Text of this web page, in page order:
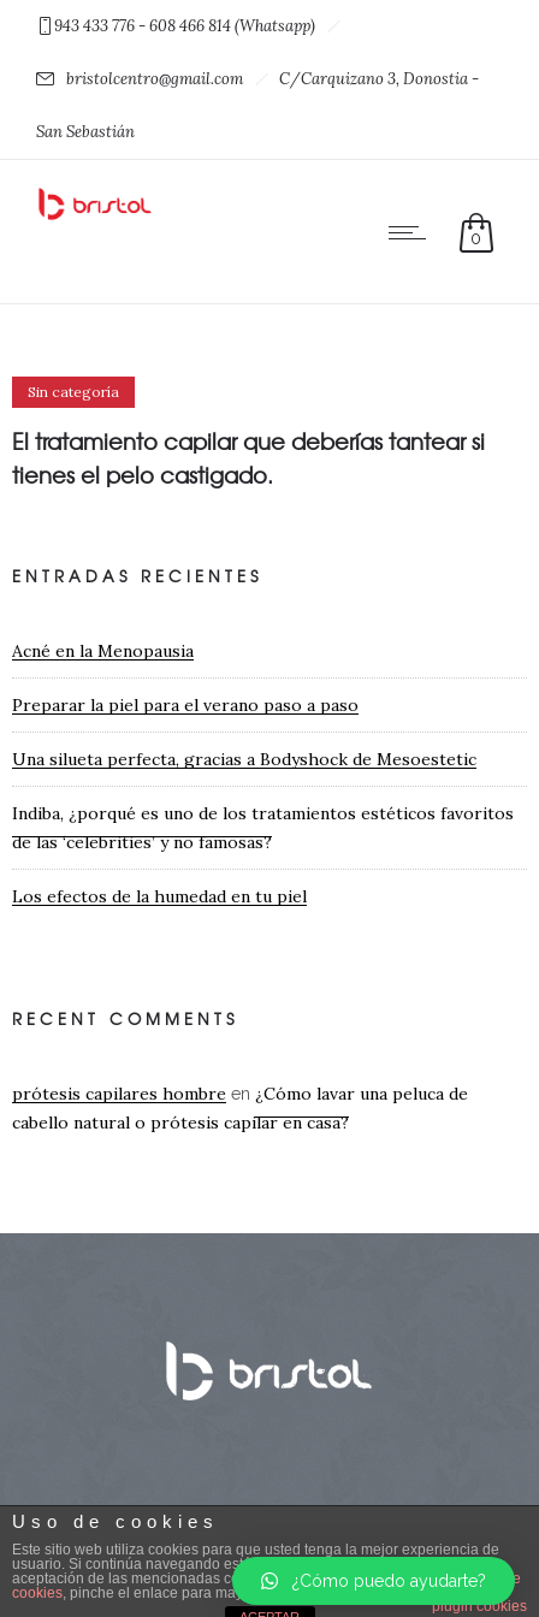
943 433 776 - 608 466 814 (Whatsapp)
bristolcentro@gmail.com C/Carquizano 3, Donostia -
San Sebastián
0
Sin categoría
El tratamiento capilar que deberías tantear si
tienes el pelo castigado.
ENTRADAS RECIENTES
Acné en la Menopausia
Preparar la piel para el verano paso a paso
Una silueta perfecta, gracias a Bodyshock de Mesoestetic
Indiba, ¿porqué es uno de los tratamientos estéticos favoritos
de las ‘celebrities’ y no famosas?
Los efectos de la humedad en tu piel
RECENT COMMENTS
prótesis capilares hombre en ¿Cómo lavar una peluca de
cabello natural o prótesis capilar en casa?
2016 © Centro Bristol /Aviso Legal
Uso de cookies
Este sitio web utiliza cookies para que usted tenga la mejor experiencia de
usuario. Si continúa navegando está dando su consentimiento para la
aceptación de las mencionadas cookies y la aceptación de nuestrapolítica de
cookies, pinche el enlace para mayor información.
plugin cookies
¿Cómo puedo ayudarte?